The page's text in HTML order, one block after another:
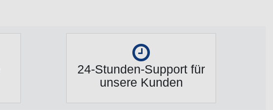
24-Stunden-Support für
unsere Kunden